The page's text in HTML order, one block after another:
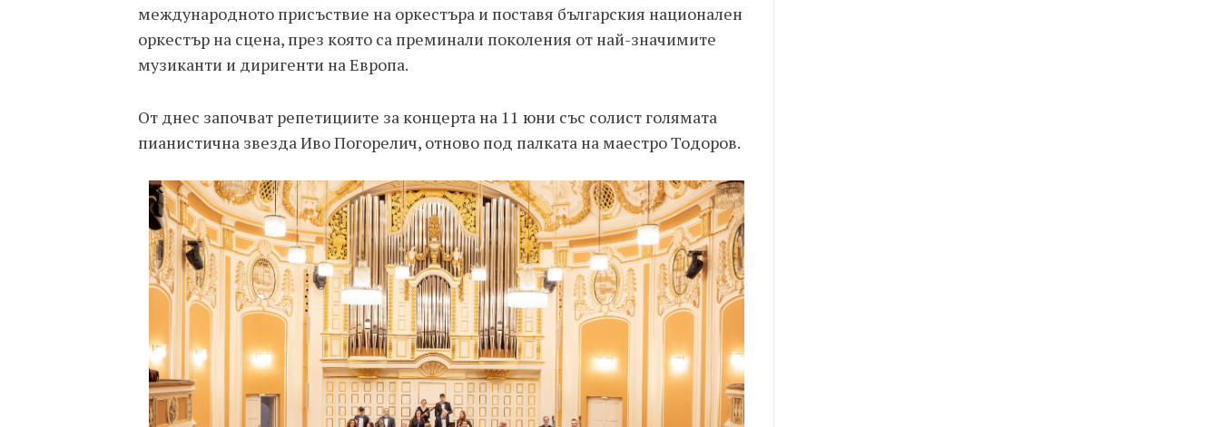
международното присъствие на оркестъра и поставя българския национален
оркестър на сцена, през която са преминали поколения от най-значимите
музиканти и диригенти на Европа.
От днес започват репетициите за концерта на 11 юни със солист голямата
пианистична звезда Иво Погорелич, отново под палката на маестро Тодоров.